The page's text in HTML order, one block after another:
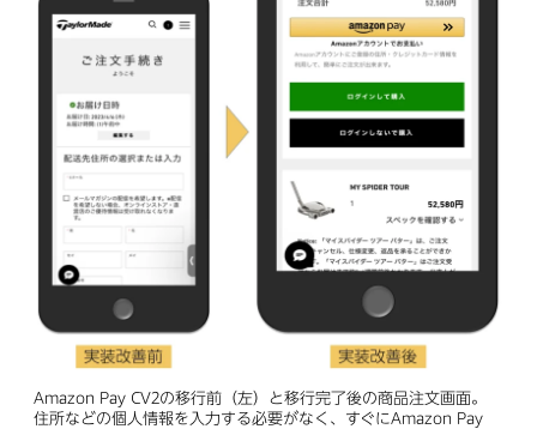
Amazon Pay CV2の移行前（左）と移行完了後の商品注文画面。
住所などの個人情報を入力する必要がなく、すぐにAmazon Pay